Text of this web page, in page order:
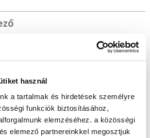
használ
a tartalmak és hirdetések személyre
funkciók biztosításához,
elemzéséhez. a közösségi
elemező partnereinkkel megosztjuk
kerekes.eva@tanfolyam.hu